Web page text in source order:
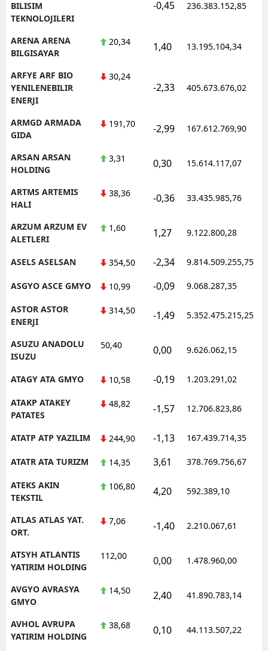
BILISIM
TEKNOLOJILERI
-0,45 236.383.152,85
ARENA ARENA
BILGISAYAR
20,34 1,40 13.195.104,34
ARFYE ARF BIO
YENILENEBILIR
ENERJI
30,24
-2,33 405.673.676,02
ARMGD ARMADA
GIDA
191,70 -2,99 167.612.769,90
ARSAN ARSAN
HOLDING
3,31 0,30 15.614.117,07
ARTMS ARTEMIS
HALI
38,36 -0,36 33.435.985,76
ARZUM ARZUM EV
ALETLERI
1,60 1,27 9.122.800,28
ASELS ASELSAN 354,50 -2,34 9.814.509.255,75
ASGYO ASCE GMYO 10,99 -0,09 9.068.287,35
ASTOR ASTOR
ENERJI
314,50 -1,49 5.352.475.215,25
ASUZU ANADOLU
ISUZU
50,40 0,00 9.626.062,15
ATAGY ATA GMYO 10,58 -0,19 1.203.291,02
ATAKP ATAKEY
PATATES
48,82 -1,57 12.706.823,86
ATATP ATP YAZILIM 244,90 -1,13 167.439.714,35
ATATR ATA TURIZM 14,35 3,61 378.769.756,67
ATEKS AKIN
TEKSTIL
106,80 4,20 592.389,10
ATLAS ATLAS YAT.
ORT.
7,06 -1,40 2.210.067,61
ATSYH ATLANTIS
YATIRIM HOLDING
112,00 0,00 1.478.960,00
AVGYO AVRASYA
GMYO
14,50 2,40 41.890.783,14
AVHOL AVRUPA
YATIRIM HOLDING
38,68 0,10 44.113.507,22